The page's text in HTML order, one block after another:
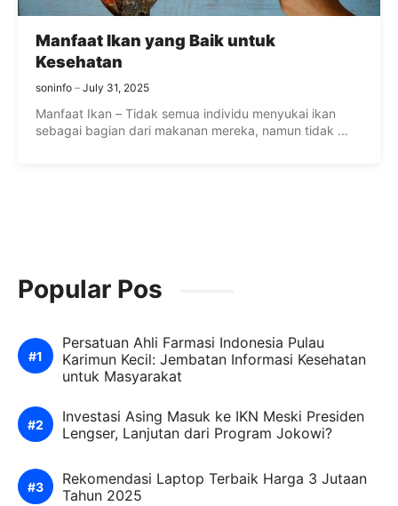
Manfaat Ikan yang Baik untuk
Kesehatan
soninfo July 31, 2025
Manfaat Ikan – Tidak semua individu menyukai ikan
sebagai bagian dari makanan mereka, namun tidak ...
Popular Pos
Persatuan Ahli Farmasi Indonesia Pulau
Karimun Kecil: Jembatan Informasi Kesehatan
untuk Masyarakat
Investasi Asing Masuk ke IKN Meski Presiden
Lengser, Lanjutan dari Program Jokowi?
Rekomendasi Laptop Terbaik Harga 3 Jutaan
Tahun 2025